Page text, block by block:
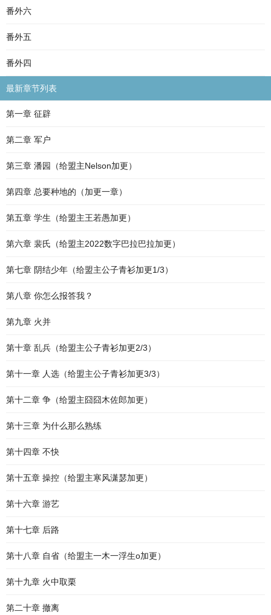
番外六
番外五
番外四
最新章节列表
第一章 征辟
第二章 军户
第三章 潘园（给盟主Nelson加更）
第四章 总要种地的（加更一章）
第五章 学生（给盟主王若愚加更）
第六章 裴氏（给盟主2022数字巴拉巴拉加更）
第七章 阴结少年（给盟主公子青衫加更1/3）
第八章 你怎么报答我？
第九章 火并
第十章 乱兵（给盟主公子青衫加更2/3）
第十一章 人选（给盟主公子青衫加更3/3）
第十二章 争（给盟主囧囧木佐郎加更）
第十三章 为什么那么熟练
第十四章 不快
第十五章 操控（给盟主寒风潇瑟加更）
第十六章 游艺
第十七章 后路
第十八章 自省（给盟主一木一浮生o加更）
第十九章 火中取栗
第二十章 撤离